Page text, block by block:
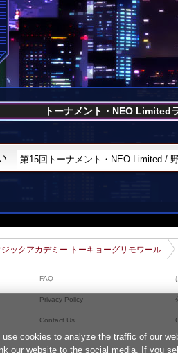
トーナメント・NEO Limited
ックアカデミー トーキョーグリモワール
FAQ
Privacy Policy
Contact Us
cookies to analyze the traffic of our
our website to the social media. If you